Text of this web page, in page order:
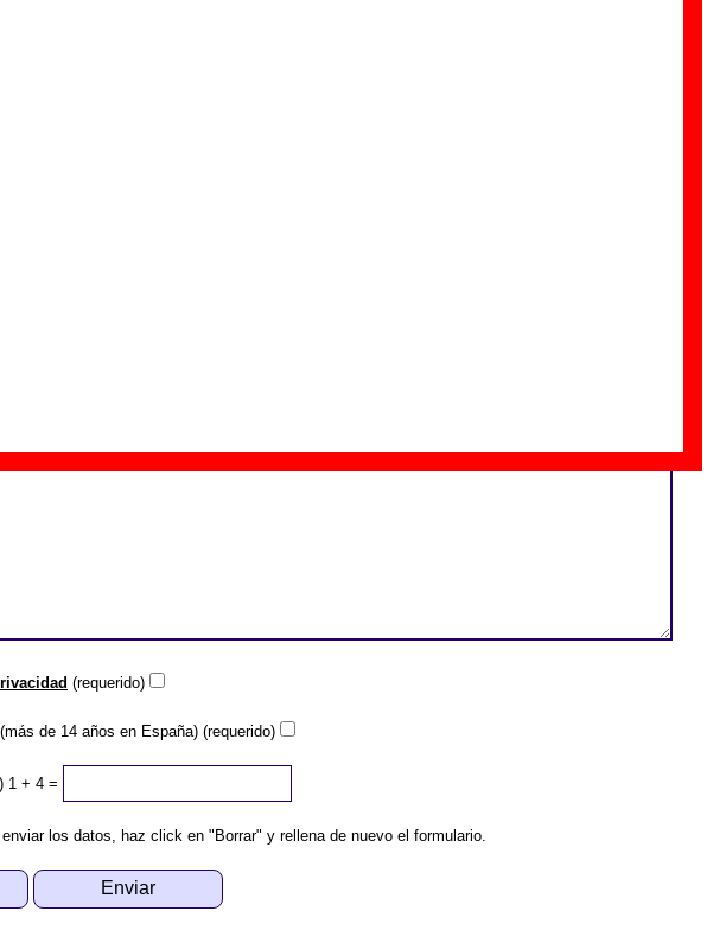
(requerido)
de 14 años en España) (requerido)
1 + 4 =
los datos, haz click en "Borrar" y rellena de nuevo el formulario.